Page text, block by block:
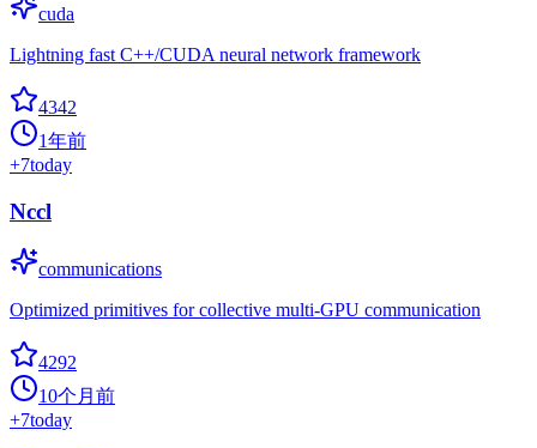
cuda
Lightning fast C++/CUDA neural network framework
4342
1年前
+7today
Nccl
communications
Optimized primitives for collective multi-GPU communication
4292
10个月前
+7today